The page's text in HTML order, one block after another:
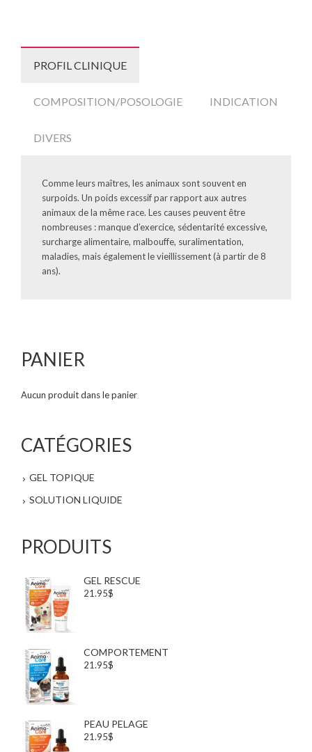
PROFIL CLINIQUE
COMPOSITION/POSOLOGIE INDICATION
DIVERS
Comme leurs maîtres, les animaux sont souvent en
surpoids. Un poids excessif par rapport aux autres
animaux de la même race. Les causes peuvent être
nombreuses : manque d’exercice, sédentarité excessive,
surcharge alimentaire, malbouffe, suralimentation,
maladies, mais également le vieillissement (à partir de 8
ans).
PANIER
Aucun produit dans le panier
CATÉGORIES
GEL TOPIQUE
SOLUTION LIQUIDE
PRODUITS
GEL RESCUE
21.95$
COMPORTEMENT
21.95$
PEAU PELAGE
21.95$